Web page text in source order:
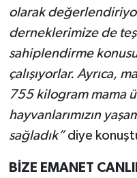
olarak
derneklerimize de
sahiplendirme
çalışıyorlar. Ayrıca,
755 kilogram mama
hayvanlarımızın
sağladık”diye
BİZE EMANET